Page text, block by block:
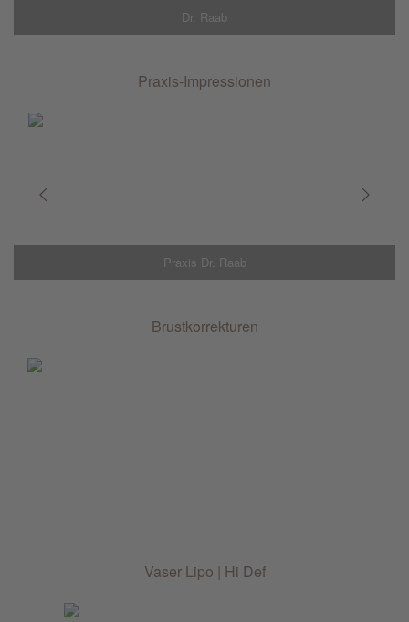
Dr. Raab
Praxis-Impressionen
Praxis Dr. Raab
Brustkorrekturen
Vaser Lipo | Hi Def